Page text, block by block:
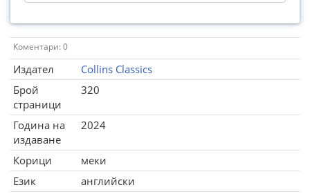
Коментари: 0
Издател
Collins Classics
Брой
страници
320
Година на
издаване
2024
Корици
меки
Език
английски